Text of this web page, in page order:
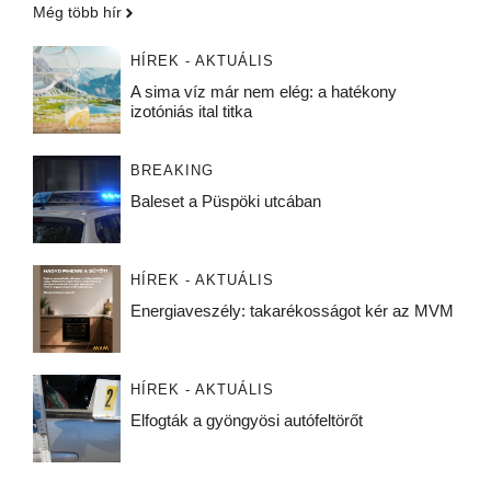
Még több hír
HÍREK - AKTUÁLIS
A sima víz már nem elég: a hatékony
izotóniás ital titka
BREAKING
Baleset a Püspöki utcában
HÍREK - AKTUÁLIS
Energiaveszély: takarékosságot kér az MVM
HÍREK - AKTUÁLIS
Elfogták a gyöngyösi autófeltörőt